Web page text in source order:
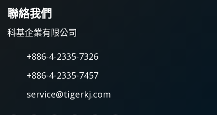
聯絡我們
科基企業有限公司
+886-4-2335-7326
+886-4-2335-7457
service@tigerkj.com